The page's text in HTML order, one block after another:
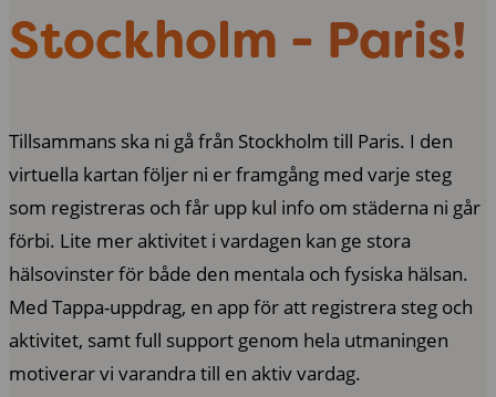
Stockholm - Paris!
Tillsammans ska ni gå från Stockholm till Paris. I den
virtuella kartan följer ni er framgång med varje steg
som registreras och får upp kul info om städerna ni går
förbi. Lite mer aktivitet i vardagen kan ge stora
hälsovinster för både den mentala och fysiska hälsan.
Med Tappa-uppdrag, en app för att registrera steg och
aktivitet, samt full support genom hela utmaningen
motiverar vi varandra till en aktiv vardag.